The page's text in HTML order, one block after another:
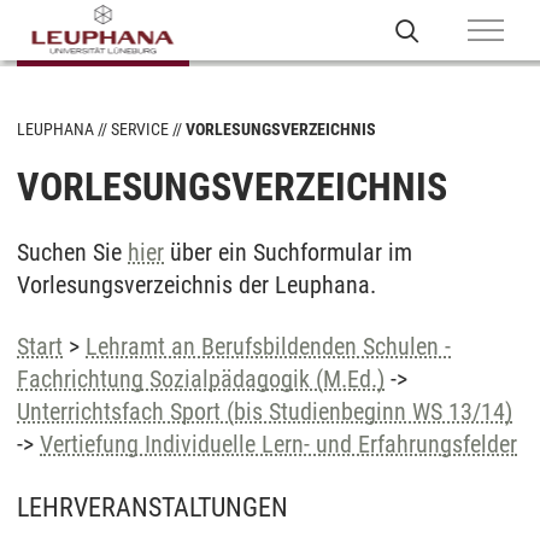
LEUPHANA SERVICE VORLESUNGSVERZEICHNIS
VORLESUNGSVERZEICHNIS
Suchen Sie hier über ein Suchformular im
Vorlesungsverzeichnis der Leuphana.
Start > Lehramt an Berufsbildenden Schulen -
Fachrichtung Sozialpädagogik (M.Ed.) ->
Unterrichtsfach Sport (bis Studienbeginn WS 13/14)
-> Vertiefung Individuelle Lern- und Erfahrungsfelder
LEHRVERANSTALTUNGEN